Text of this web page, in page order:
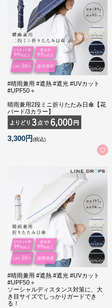
#晴雨兼用 #遮熱 #遮光 #UVカット
#UPF50＋
晴雨兼用2段ミニ折りたたみ日傘【花
バード/3カラー】
3,300円(税込)
#晴雨兼用 #遮熱 #遮光 #UVカット
#UPF50＋
ソーシャルディスタンス対策に、大
き目サイズでしっかりガードでき
る！